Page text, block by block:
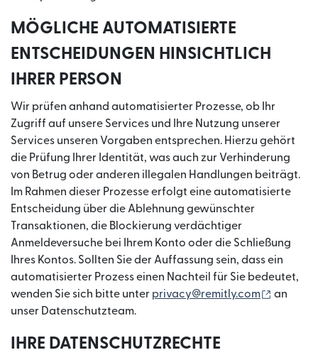
MÖGLICHE AUTOMATISIERTE
ENTSCHEIDUNGEN HINSICHTLICH
IHRER PERSON
Wir prüfen anhand automatisierter Prozesse, ob Ihr
Zugriff auf unsere Services und Ihre Nutzung unserer
Services unseren Vorgaben entsprechen. Hierzu gehört
die Prüfung Ihrer Identität, was auch zur Verhinderung
von Betrug oder anderen illegalen Handlungen beiträgt.
Im Rahmen dieser Prozesse erfolgt eine automatisierte
Entscheidung über die Ablehnung gewünschter
Transaktionen, die Blockierung verdächtiger
Anmeldeversuche bei Ihrem Konto oder die Schließung
Ihres Kontos. Sollten Sie der Auffassung sein, dass ein
automatisierter Prozess einen Nachteil für Sie bedeutet,
wenden Sie sich bitte unter privacy@remitly.com (wird in
an
unser Datenschutzteam.
IHRE DATENSCHUTZRECHTE